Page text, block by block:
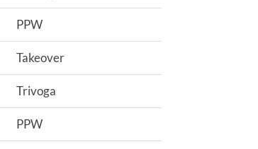
PPW
Takeover
Trivoga
PPW